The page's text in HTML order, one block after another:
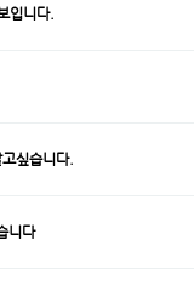
입니다.
싶습니다.
니다